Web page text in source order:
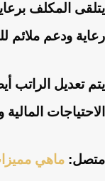
يتلقى المكلف
رعاية ودعم ملائم
يتم تعديل الراتب
الاحتياجات
متصل: ماهي